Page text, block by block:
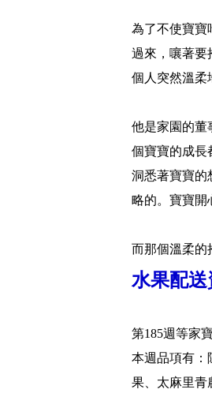
為了不使寶寶
過來，嚷著要
個人突然溫柔
他是家園的董
個寶寶的成長
洞悉著寶寶的
略的。寶寶開
而那個溫柔的
水果配送
第185週等家
本週品項有：
果、太麻里青